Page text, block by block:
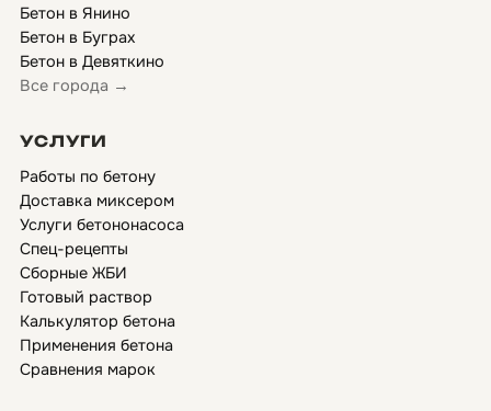
Бетон в Янино
Бетон в Буграх
Бетон в Девяткино
Все города →
УСЛУГИ
Работы по бетону
Доставка миксером
Услуги бетононасоса
Спец-рецепты
Сборные ЖБИ
Готовый раствор
Калькулятор бетона
Применения бетона
Сравнения марок